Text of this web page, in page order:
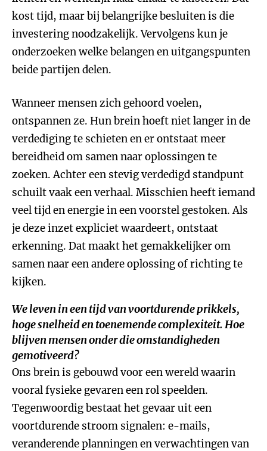
kost tijd, maar bij belangrijke besluiten is die
investering noodzakelijk. Vervolgens kun je
onderzoeken welke belangen en uitgangspunten
beide partijen delen.
Wanneer mensen zich gehoord voelen,
ontspannen ze. Hun brein hoeft niet langer in de
verdediging te schieten en er ontstaat meer
bereidheid om samen naar oplossingen te
zoeken. Achter een stevig verdedigd standpunt
schuilt vaak een verhaal. Misschien heeft iemand
veel tijd en energie in een voorstel gestoken. Als
je deze inzet expliciet waardeert, ontstaat
erkenning. Dat maakt het gemakkelijker om
samen naar een andere oplossing of richting te
kijken.
We leven in een tijd van voortdurende prikkels,
hoge snelheid en toenemende complexiteit. Hoe
blijven mensen onder die omstandigheden
gemotiveerd?
Ons brein is gebouwd voor een wereld waarin
vooral fysieke gevaren een rol speelden.
Tegenwoordig bestaat het gevaar uit een
voortdurende stroom signalen: e-mails,
veranderende planningen en verwachtingen van